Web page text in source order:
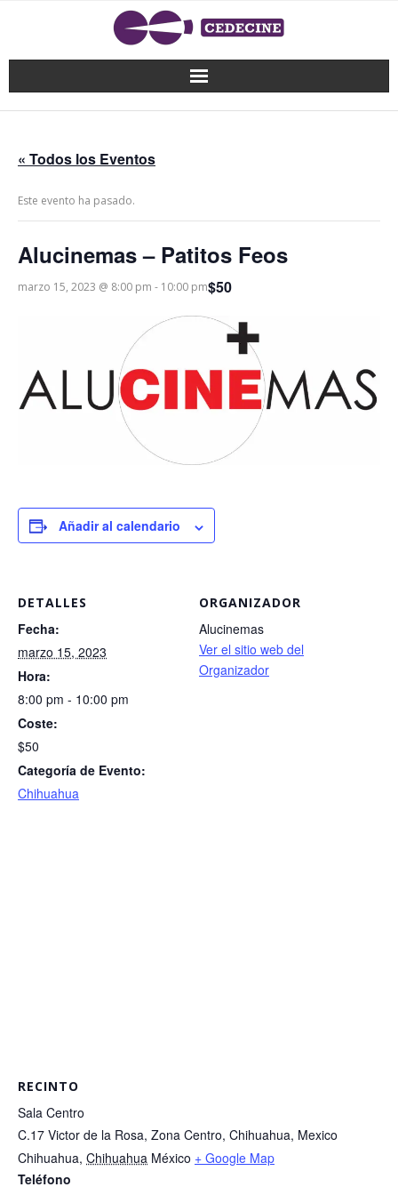
« Todos los Eventos
Este evento ha pasado.
Alucinemas – Patitos Feos
marzo 15, 2023 @ 8:00 pm - 10:00 pm$50
Añadir al calendario
DETALLES
Fecha:
marzo 15, 2023
Hora:
8:00 pm - 10:00 pm
Coste:
$50
Categoría de Evento:
Chihuahua
ORGANIZADOR
Alucinemas
Ver el sitio web del
Organizador
RECINTO
Sala Centro
C.17 Victor de la Rosa, Zona Centro, Chihuahua, Mexico
Chihuahua, Chihuahua México + Google Map
Teléfono